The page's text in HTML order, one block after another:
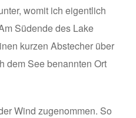
womit ich eigentlich
Südende des Lake
kurzen Abstecher über
dem See benannten Ort
Wind zugenommen. So